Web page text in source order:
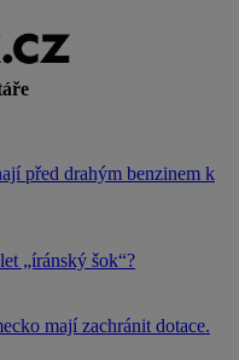
před drahým benzinem k
„íránský šok“?
mají zachránit dotace.